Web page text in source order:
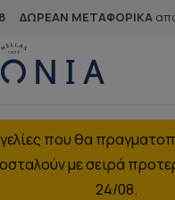
ΔΩΡΕΑΝ ΜΕΤΑΦΟΡΙΚΑ
που θα
με σειρά
24/08.